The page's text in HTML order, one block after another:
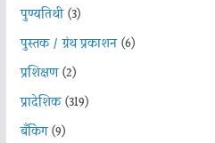
पुण्यतिथी(3)
पुस्तक / ग्रंथ प्रकाशन(6)
प्रशिक्षण(2)
प्रादेशिक(319)
बँकिंग(9)